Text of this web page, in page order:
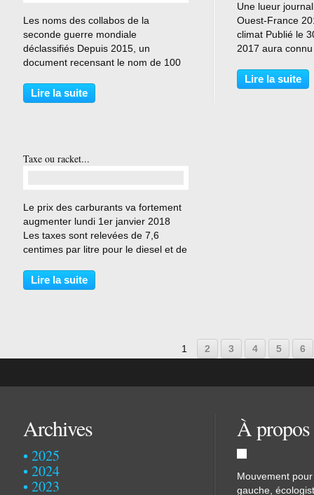
Les noms des collabos de la
seconde guerre mondiale
déclassifiés Depuis 2015, un
document recensant le nom de 100
avec l'occupant nazi est déclassifié.
L'immense majorité de ces
Lire la suite
Une lueur
Ouest-France
climat Publié le
2017 aura
... Extrait :
climatique, c'est
Lire la suite
Taxe ou racket...
Le prix des carburants va fortement
augmenter lundi 1er janvier 2018
Les taxes sont relevées de 7,6
centimes par litre pour le diesel et de
des Timbres va augmenter de 5 %
en moyenne. Celui du timbre rouge,
Lire la suite
1 2 3 4 5 6
Archives
2025
2024
2023
À propos
Mouvement
gauche,